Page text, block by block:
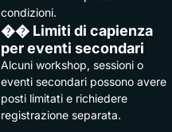
condizioni.
�� Limiti di capienza
per eventi secondari
Alcuni workshop, sessioni o
eventi secondari possono avere
posti limitati e richiedere
registrazione separata.